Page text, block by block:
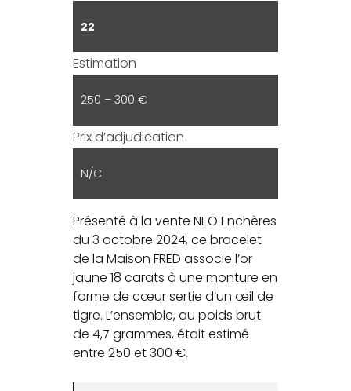
22
Estimation
250 – 300 €
Prix d’adjudication
N/C
Présenté à la vente NEO Enchères
du 3 octobre 2024, ce bracelet
de la Maison FRED associe l’or
jaune 18 carats à une monture en
forme de cœur sertie d’un œil de
tigre. L’ensemble, au poids brut
de 4,7 grammes, était estimé
entre 250 et 300 €.